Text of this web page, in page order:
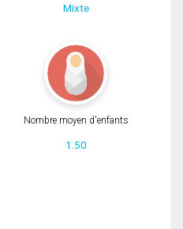
Mixte
Nombre moyen d'enfants
1.50